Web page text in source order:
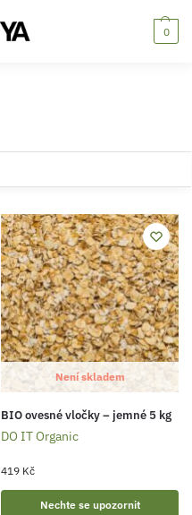
0
Není skladem
BIO ovesné vločky – jemné 5 kg
DO IT Organic
419 Kč
Nechte se upozornit